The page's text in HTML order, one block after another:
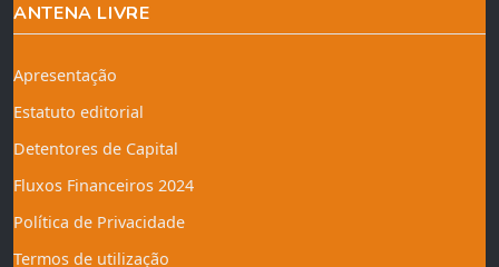
ANTENA LIVRE
Apresentação
Estatuto editorial
Detentores de Capital
Fluxos Financeiros 2024
Política de Privacidade
Termos de utilização